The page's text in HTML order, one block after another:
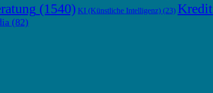
(1540) KI (Künstliche Intelligenz) (23) Kredit
(82)